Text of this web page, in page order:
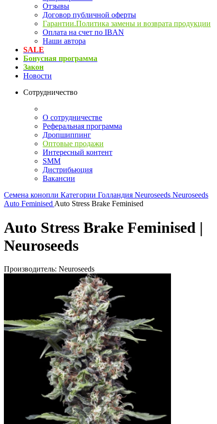
Отзывы
Договор публичной оферты
Гарантии.Политика замены и возврата продукции
Оплата на счет по IBAN
Наши автора
SALE
Бонусная программа
Закон
Новости
Сотрудничество
О сотрудничестве
Реферальная программа
Дропшиппинг
Оптовые продажи
Интересный контент
SMM
Дистрибьюция
Вакансии
Семена конопли Категории Голландия Neuroseeds Neuroseeds
Auto Feminised Auto Stress Brake Feminised
Auto Stress Brake Feminised |
Neuroseeds
Производитель: Neuroseeds